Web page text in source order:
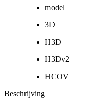
model
3D
H3D
H3Dv2
HCOV
Beschrijving